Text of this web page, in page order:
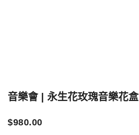
音樂會 | 永生花玫瑰音樂花盒
$980.00